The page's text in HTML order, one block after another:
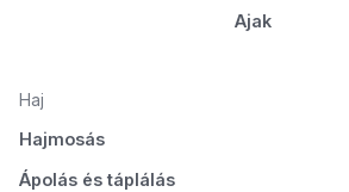
Ajak
Haj
Hajmosás
Ápolás és táplálás